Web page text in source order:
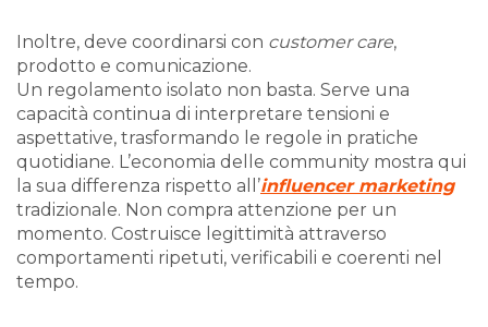
Inoltre, deve coordinarsi con customer care,
prodotto e comunicazione.
Un regolamento isolato non basta. Serve una
capacità continua di interpretare tensioni e
aspettative, trasformando le regole in pratiche
quotidiane. L’economia delle community mostra qui
la sua differenza rispetto all’influencer marketing
tradizionale. Non compra attenzione per un
momento. Costruisce legittimità attraverso
comportamenti ripetuti, verificabili e coerenti nel
tempo.